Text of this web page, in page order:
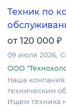
Техник по
от 120 000 ₽
09 июля 2026
ООО
Наша
техническим
Ищем техника